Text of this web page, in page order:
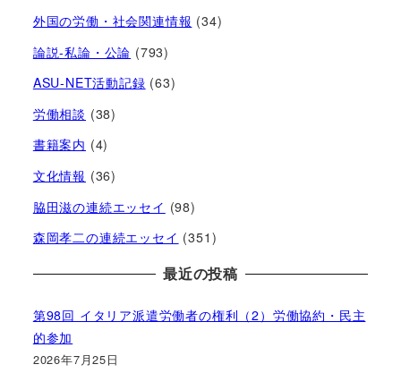
外国の労働・社会関連情報 (34)
論説-私論・公論 (793)
ASU-NET活動記録 (63)
労働相談 (38)
書籍案内 (4)
文化情報 (36)
脇田滋の連続エッセイ (98)
森岡孝二の連続エッセイ (351)
最近の投稿
第98回 イタリア派遣労働者の権利（2）労働協約・民主
的参加
2026年7月25日